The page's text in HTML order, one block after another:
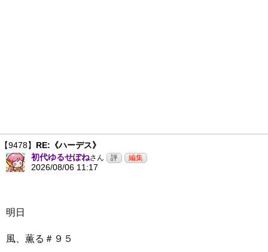
【9478】 RE:《ハーデス》
初代ゆるせぽねさん
2026/08/06 11:17
明日
風、薫る＃９５